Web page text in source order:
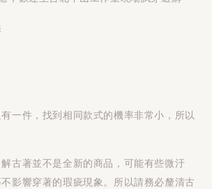
一件，找到相同款式的機率非常小，所以
古著並不是全新的商品，可能有些微汙
影響穿著的瑕疵現象。所以請務必釐清古